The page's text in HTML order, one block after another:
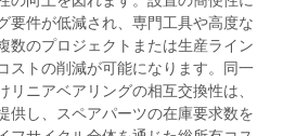
要件が低減され、専門工具や高度な
数のプロジェクトまたは生産ライン
ストの削減が可能になります。同一
ニアベアリングの相互交換性は、
供し、スペアパーツの在庫要求数を